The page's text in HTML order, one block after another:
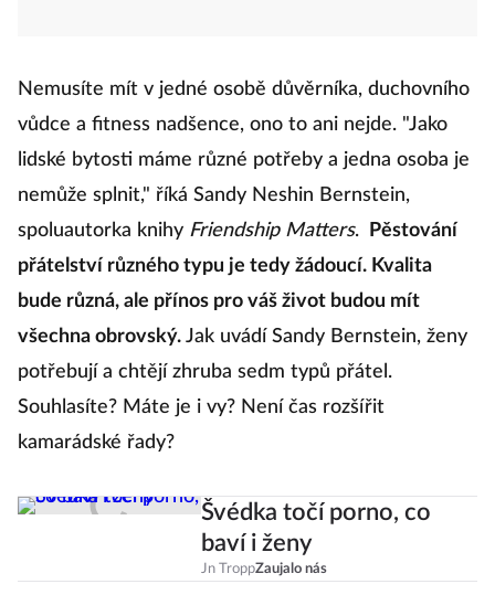
Nemusíte mít v jedné osobě důvěrníka, duchovního
vůdce a fitness nadšence, ono to ani nejde. "Jako
lidské bytosti máme různé potřeby a jedna osoba je
nemůže splnit," říká Sandy Neshin Bernstein,
spoluautorka knihy Friendship Matters.
Pěstování
přátelství různého typu je tedy žádoucí. Kvalita
bude různá, ale přínos pro váš život budou mít
všechna obrovský. Jak uvádí Sandy Bernstein, ženy
potřebují a chtějí zhruba sedm typů přátel.
Souhlasíte? Máte je i vy? Není čas rozšířit
kamarádské řady?
Švédka točí porno, co
baví i ženy
Jn TroppZaujalo nás